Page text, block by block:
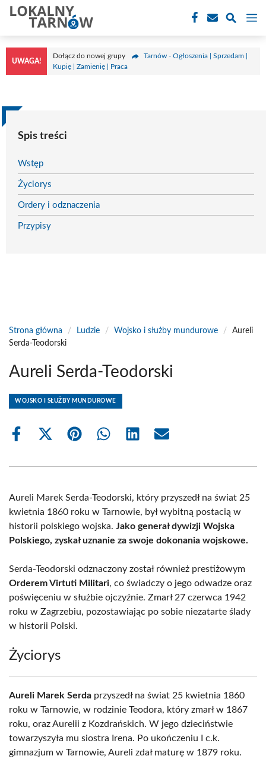
Przejdź
treści
UWAGA!
Dołącz do nowej grupy
Tarnów - Ogłoszenia | Sprzedam |
Kupię | Zamienię | Praca
Spis treści
Wstęp
Życiorys
Ordery i odznaczenia
Przypisy
Strona główna / Ludzie / Wojsko i służby mundurowe /
Aureli
Serda-Teodorski
Aureli Serda-Teodorski
WOJSKO I SŁUŻBY MUNDUROWE
Share
Share
(Twitter)
Share Share Share Share
Aureli Marek Serda-Teodorski, który przyszedł na świat 25
kwietnia 1860 roku w Tarnowie, był wybitną postacią w
historii polskiego wojska. Jako generał dywizji Wojska
Polskiego, zyskał uznanie za swoje dokonania wojskowe.
Serda-Teodorski odznaczony został również prestiżowym
Orderem Virtuti Militari, co świadczy o jego odwadze oraz
poświęceniu w służbie ojczyźnie. Zmarł 27 czerwca 1942
roku w Zagrzebiu, pozostawiając po sobie niezatarte ślady
w historii Polski.
Życiorys
Aureli Marek Serda przyszedł na świat 25 kwietnia 1860
roku w Tarnowie, w rodzinie Teodora, który zmarł w 1867
roku, oraz Aurelii z Kozdrańskich. W jego dzieciństwie
towarzyszyła mu siostra Irena. Po ukończeniu I c.k.
gimnazjum w Tarnowie, Aureli zdał maturę w 1879 roku.